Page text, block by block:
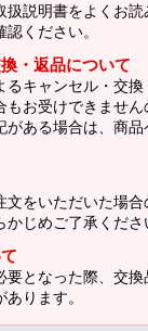
扱説明書をよくお
ください。
・返品について
るキャンセル・交
もお受けできません
がある場合は、商
文をいただいた場
じめご了承くださ
要となった際、交
ります。